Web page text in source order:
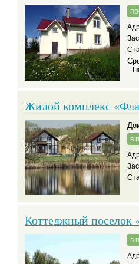
I
Жилой комплекс
в
Коттеджный поселок
в